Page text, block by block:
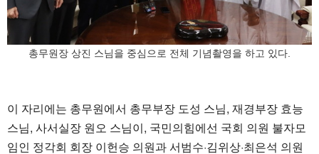
총무원장 상진 스님을 중심으로 전체 기념촬영을 하고 있다.
이 자리에는 총무원에서 총무부장 도성 스님, 재경부장 효능
스님, 사서실장 원오 스님이, 국민의힘에선 국회 의원 불자모
임인 정각회 회장 이헌승 의원과 서범수·김위상·최은석 의원